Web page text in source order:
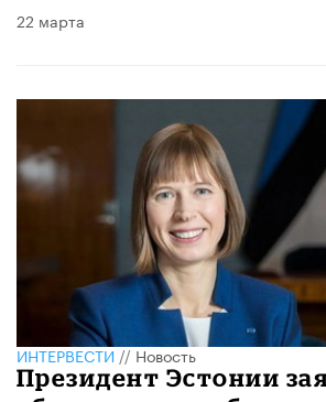
22 марта
ИНТЕРВЕСТИ//Новость
Президент Эстонии